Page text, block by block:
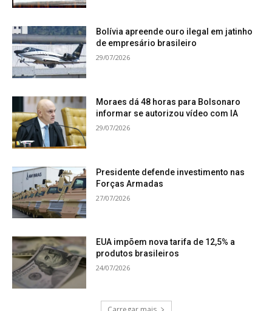
Bolívia apreende ouro ilegal em jatinho
de empresário brasileiro
29/07/2026
Moraes dá 48 horas para Bolsonaro
informar se autorizou vídeo com IA
29/07/2026
Presidente defende investimento nas
Forças Armadas
27/07/2026
EUA impõem nova tarifa de 12,5% a
produtos brasileiros
24/07/2026